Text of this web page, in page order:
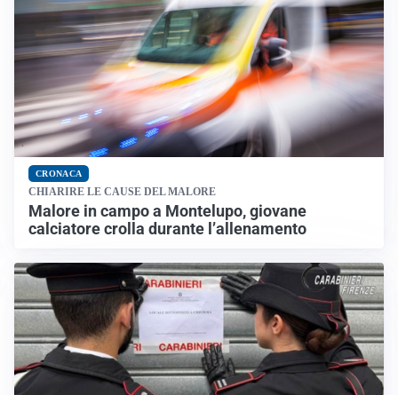
CRONACA
CHIARIRE LE CAUSE DEL MALORE
Malore in campo a Montelupo, giovane
calciatore crolla durante l’allenamento